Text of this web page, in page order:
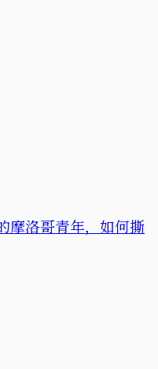
摩洛哥青年，如何撕